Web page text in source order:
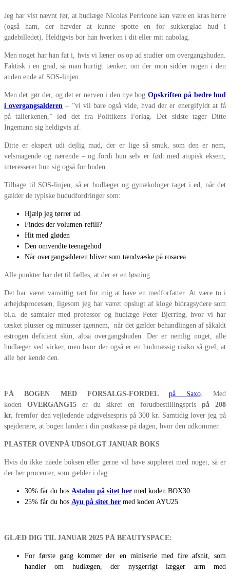
Jeg har vist nævnt før, at hudlæge Nicolas Perricone kan være en kras herre
(også ham, der hævder at kunne spotte en for sukkerglad hud i
gadebilledet). Heldigvis bor han hverken i dit eller mit nabolag.
Men noget har han fat i, hvis vi læner os op ad studier om overgangshuden.
Faktisk i en grad, så man hurtigt tænker, om der mon sidder nogen i den
anden ende af SOS-linjen.
Men det gør der, og det er nerven i den nye bog Opskriften på bedre hud
i overgangsalderen – ”vi vil bare også vide, hvad der er energifyldt at få
på tallerkenen,” lød det fra Politikens Forlag. Det sidste tager Ditte
Ingemann sig heldigvis af.
Ditte er ekspert udi dejlig mad, der er lige så smuk, som den er nem,
velsmagende og nærende – og fordi hun selv er født med atopisk eksem,
interesserer hun sig også for huden.
Tilbage til SOS-linjen, så er hudlæger og gynækologer taget i ed, når det
gælder de typiske hududfordringer som:
Hjælp jeg tørrer ud
Findes der volumen-refill?
Hit med gløden
Den omvendte teenagehud
Når overgangsalderen bliver som tændvæske på rosacea
Alle punkter har det til fælles, at der er en løsning.
Det har været vanvittig rart for mig at have en medforfatter. At være to i
arbejdsprocessen, ligesom jeg har været opslugt af kloge bidragsydere som
bl.a. de samtaler med professor og hudlæge Peter Bjerring, hvor vi har
tæsket plusser og minusser igennem, når det gælder behandlingen af såkaldt
estrogen deficient skin, altså overgangshuden. Der er nemlig noget, alle
hudlæger ved virker, men hvor der også er en hudmæssig risiko så grel, at
alle bør kende den.
FÅ BOGEN MED FORSALGS-FORDEL på Saxo. Med
koden OVERGANG15 er du sikret en forudbestillingspris på 208
kr. fremfor den vejledende udgivelsespris på 300 kr. Samtidig lover jeg på
spejderære, at bogen lander i din postkasse på dagen, hvor den udkommer.
PLASTER OVENPÅ UDSOLGT JANUAR BOKS
Hvis du ikke nåede boksen eller gerne vil have suppleret med noget, så er
der her procenter, som gælder i dag:
30% får du hos Astalou på sitet her med koden BOX30
25% får du hos Ayu på sitet her med koden AYU25
GLÆD DIG TIL JANUAR 2025 PÅ BEAUTYSPACE:
For første gang kommer der en miniserie med fire afsnit, som
handler om hudlægen, der nysgerrigt lægger arm med